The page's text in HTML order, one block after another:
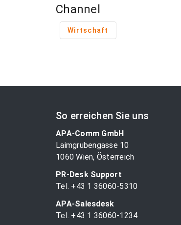
Channel
Wirtschaft
So erreichen Sie uns
APA-Comm GmbH
Laimgrubengasse 10
1060 Wien, Österreich
PR-Desk Support
Tel. +43 1 36060-5310
APA-Salesdesk
Tel. +43 1 36060-1234